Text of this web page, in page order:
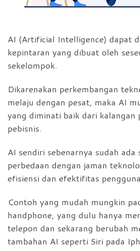
AI (Artificial Intelligence) dapat
kepintaran yang dibuat oleh
sekelompok.
Dikarenakan perkembangan
melaju dengan pesat, maka AI
yang diminati baik dari kalangan
pebisnis.
AI sendiri sebenarnya sudah
perbedaan dengan jaman
efisiensi dan efektifitas
Contoh yang mudah mungkin
handphone, yang dulu hanya
telepon dan sekarang berubah
tambahan AI seperti Siri pada